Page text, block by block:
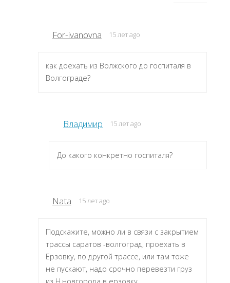
For-ivanovna 15 лет ago
как доехать из Волжского до госпиталя в
Волгограде?
Владимир 15 лет ago
До какого конкретно госпиталя?
Nata 15 лет ago
Подскажите, можно ли в связи с закрытием
трассы саратов -волгоград, проехать в
Ерзовку, по другой трассе, или там тоже
не пускают, надо срочно перевезти груз